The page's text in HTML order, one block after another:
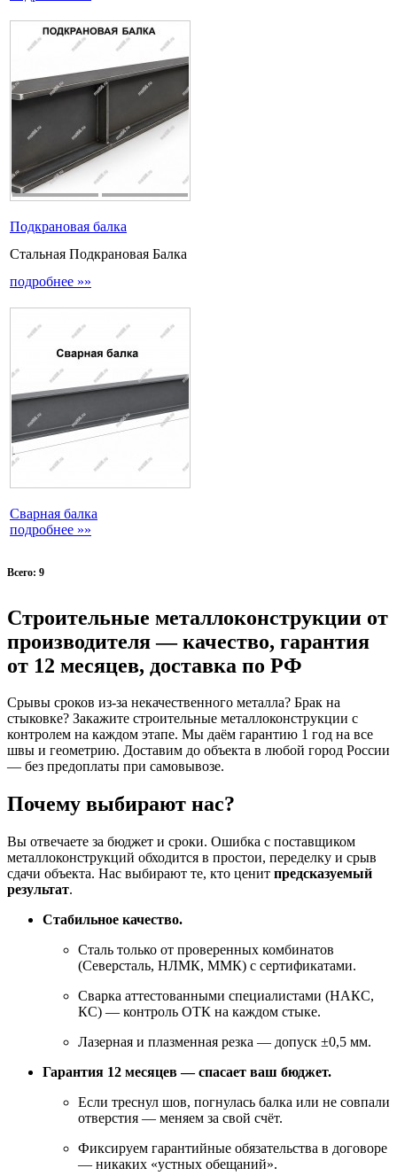
Подкрановая балка
Стальная Подкрановая Балка
подробнее »»
Сварная балка
подробнее »»
Всего: 9
Строительные металлоконструкции от
производителя — качество, гарантия
от 12 месяцев, доставка по РФ
Срывы сроков из-за некачественного металла? Брак на
стыковке? Закажите строительные металлоконструкции с
контролем на каждом этапе. Мы даём гарантию 1 год на все
швы и геометрию. Доставим до объекта в любой город России
— без предоплаты при самовывозе.
Почему выбирают нас?
Вы отвечаете за бюджет и сроки. Ошибка с поставщиком
металлоконструкций обходится в простои, переделку и срыв
сдачи объекта. Нас выбирают те, кто ценит предсказуемый
результат.
Стабильное качество.
Сталь только от проверенных комбинатов
(Северсталь, НЛМК, ММК) с сертификатами.
Сварка аттестованными специалистами (НАКС,
КС) — контроль ОТК на каждом стыке.
Лазерная и плазменная резка — допуск ±0,5 мм.
Гарантия 12 месяцев — спасает ваш бюджет.
Если треснул шов, погнулась балка или не совпали
отверстия — меняем за свой счёт.
Фиксируем гарантийные обязательства в договоре
— никаких «устных обещаний».